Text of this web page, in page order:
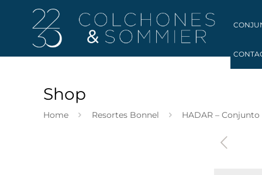
Shop
Home Resortes Bonnel HADAR – Conjunto